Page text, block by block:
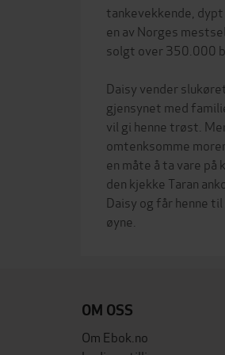
tankevekkende,
en av Norges
solgt over 350.000
Daisy vender
gjensynet med
vil gi henne trøst.
omtenksomme
en måte å ta vare
den kjekke Taran
Daisy og får henne
OM OSS
Om Ebok.no